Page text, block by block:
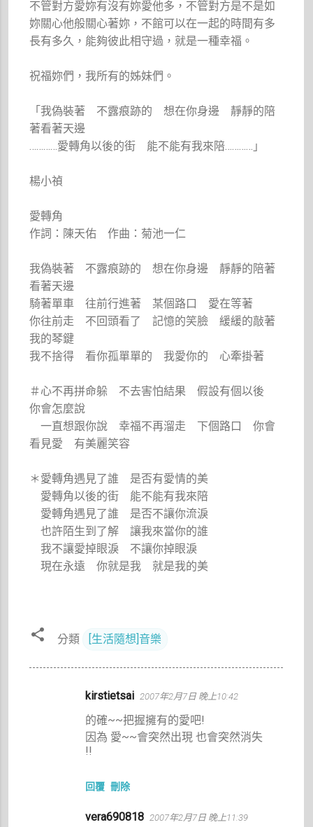
不管對方愛妳有沒有妳愛他多，不管對方是不是如
妳關心他般關心著妳，不館可以在一起的時間有多
長有多久，能夠彼此相守過，就是一種幸福。
祝福妳們，我所有的姊妹們。
「我偽裝著 不露痕跡的 想在你身邊 靜靜的陪
著看著天邊
…………愛轉角以後的街 能不能有我來陪…………」
楊小禎
愛轉角
作詞：陳天佑 作曲：菊池一仁
我偽裝著 不露痕跡的 想在你身邊 靜靜的陪著
看著天邊
騎著單車 往前行進著 某個路口 愛在等著
你往前走 不回頭看了 記憶的笑臉 緩緩的敲著
我的琴鍵
我不捨得 看你孤單單的 我愛你的 心牽掛著
＃心不再拼命躲 不去害怕結果 假設有個以後
你會怎麼說
一直想跟你說 幸福不再溜走 下個路口 你會
看見愛 有美麗笑容
＊愛轉角遇見了誰 是否有愛情的美
愛轉角以後的街 能不能有我來陪
愛轉角遇見了誰 是否不讓你流淚
也許陌生到了解 讓我來當你的誰
我不讓愛掉眼淚 不讓你掉眼淚
現在永遠 你就是我 就是我的美
分類 [生活隨想]音樂
kirstietsai 2007年2月7日 晚上10:42
的確~~把握擁有的愛吧!
因為 愛~~會突然出現 也會突然消失
!!
回覆 刪除
vera690818 2007年2月7日 晚上11:39